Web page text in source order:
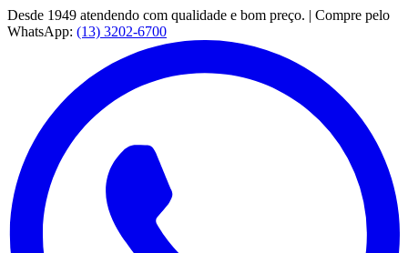
Desde 1949 atendendo com qualidade e bom preço. | Compre pelo
WhatsApp: (13) 3202-6700